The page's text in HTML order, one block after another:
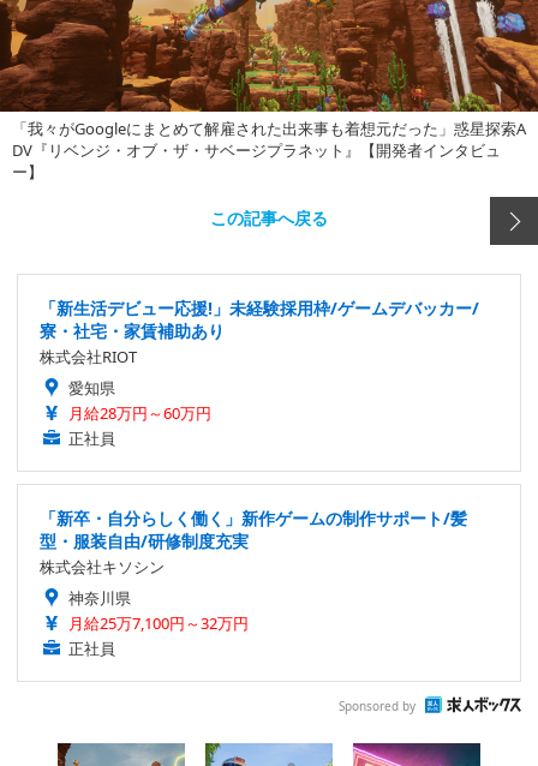
「我々がGoogleにまとめて解雇された出来事も着想元だった」惑星探索A
DV『リベンジ・オブ・ザ・サベージプラネット』【開発者インタビュ
ー】
この記事へ戻る
「新生活デビュー応援!」未経験採用枠/ゲームデバッカー/
寮・社宅・家賃補助あり
株式会社RIOT
愛知県
月給28万円～60万円
正社員
「新卒・自分らしく働く」新作ゲームの制作サポート/髪
型・服装自由/研修制度充実
株式会社キソシン
神奈川県
月給25万7,100円～32万円
正社員
Sponsored by